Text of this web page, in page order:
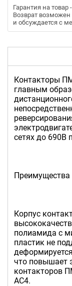
Гарантия на товар -
Возврат возможен
и обсуждается с
Контакторы
главным
сетях до 690В
Преимущества
Корпус
полиамида с
пластик не
что повышает
контакторов
АС4.